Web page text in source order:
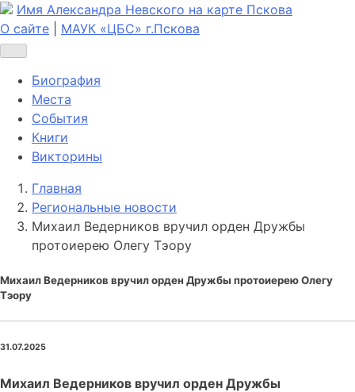
Имя Александра Невского на карте Пскова
О сайте
МАУК «ЦБС» г.Пскова
Биография
Места
События
Книги
Викторины
Главная
Региональные новости
Михаил Ведерников вручил орден Дружбы
протоиерею Олегу Тэору
Михаил Ведерников вручил орден Дружбы протоиерею Олегу
Тэору
31.07.2025
Михаил Ведерников вручил орден Дружбы